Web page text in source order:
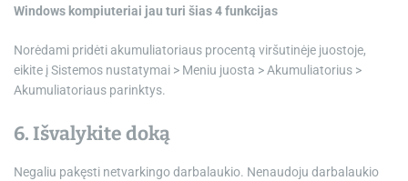
Windows kompiuteriai jau turi šias 4 funkcijas
Norėdami pridėti akumuliatoriaus procentą viršutinėje juostoje,
eikite į Sistemos nustatymai > Meniu juosta > Akumuliatorius >
Akumuliatoriaus parinktys.
6. Išvalykite doką
Negaliu pakęsti netvarkingo darbalaukio. Nenaudoju darbalaukio